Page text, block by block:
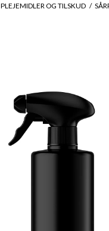
PLEJEMIDLER OG TILSKUD /